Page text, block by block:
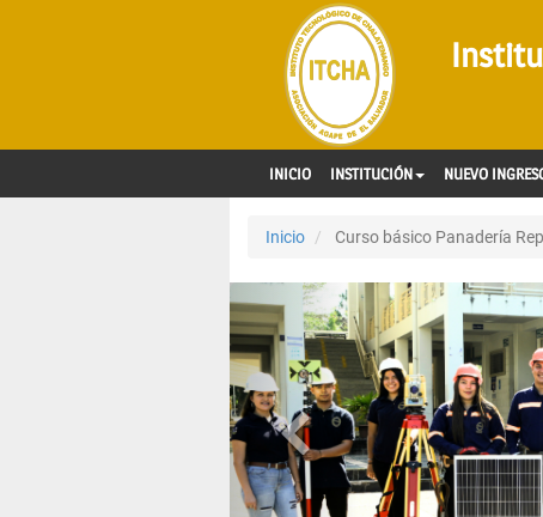
INICIO INSTITUCIÓN NUEVO
Inicio Curso básico Panadería